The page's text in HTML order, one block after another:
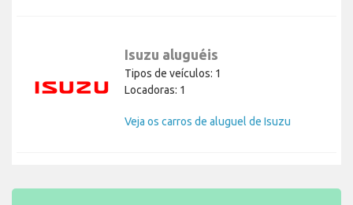
Isuzu aluguéis
Tipos de veículos: 1
Locadoras: 1
Veja os carros de aluguel de Isuzu